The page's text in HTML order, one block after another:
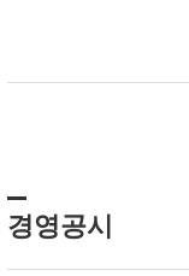
경영공시